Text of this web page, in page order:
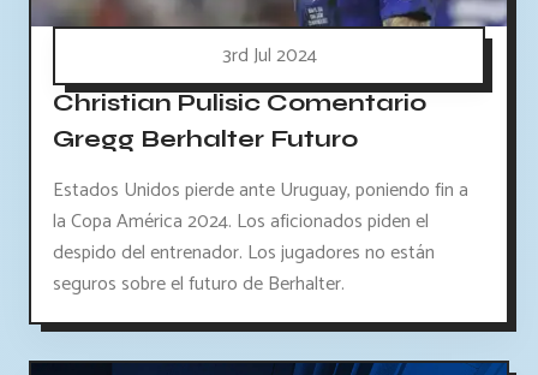
3rd Jul 2024
Christian Pulisic Comentario
Gregg Berhalter Futuro
Estados Unidos pierde ante Uruguay, poniendo fin a
la Copa América 2024. Los aficionados piden el
despido del entrenador. Los jugadores no están
seguros sobre el futuro de Berhalter.